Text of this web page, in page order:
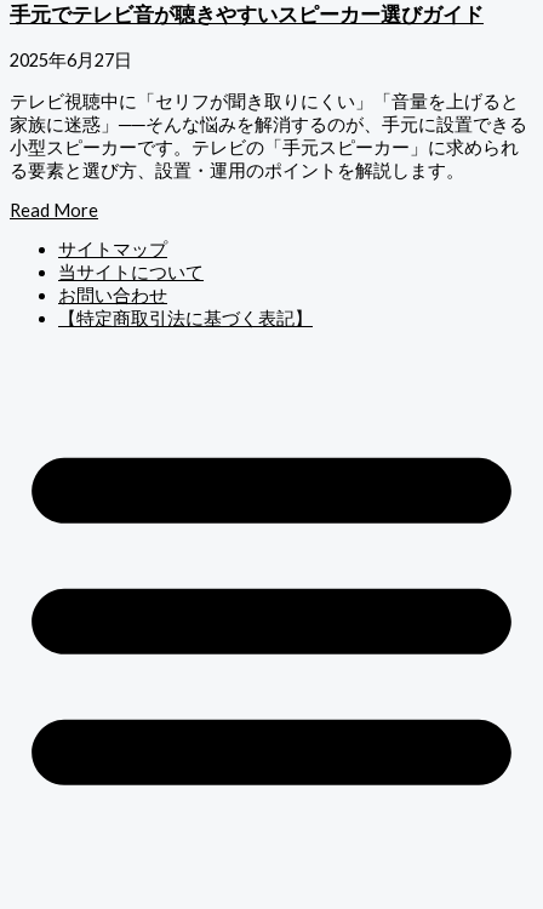
手元でテレビ音が聴きやすいスピーカー選びガイド
2025年6月27日
テレビ視聴中に「セリフが聞き取りにくい」「音量を上げると
家族に迷惑」──そんな悩みを解消するのが、手元に設置できる
小型スピーカーです。テレビの「手元スピーカー」に求められ
る要素と選び方、設置・運用のポイントを解説します。
Read More
サイトマップ
当サイトについて
お問い合わせ
【特定商取引法に基づく表記】